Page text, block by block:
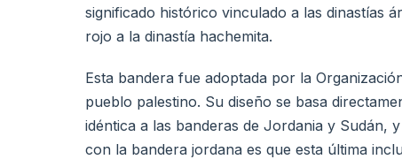
significado histórico vinculado a las dinastías
rojo a la dinastía hachemita.
Esta bandera fue adoptada por la
pueblo palestino. Su diseño se basa
idéntica a las banderas de Jordania y Sudán,
con la bandera jordana es que esta última